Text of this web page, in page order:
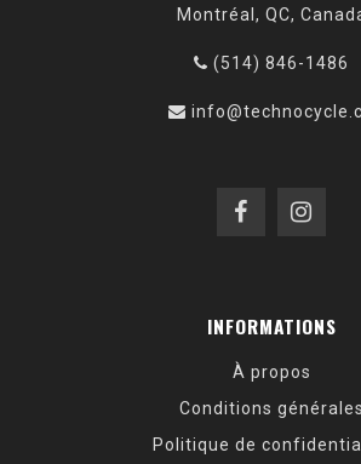
Montréal, QC,
(514) 846-1486
INFORMATIONS
À propos
Conditions générales
Politique de